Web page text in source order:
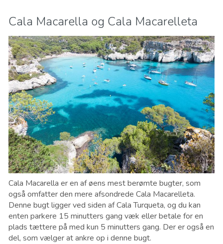
Cala Macarella og Cala Macarelleta
Cala Macarella er en af øens mest berømte bugter, som
også omfatter den mere afsondrede Cala Macarelleta.
Denne bugt ligger ved siden af Cala Turqueta, og du kan
enten parkere 15 minutters gang væk eller betale for en
plads tættere på med kun 5 minutters gang. Der er også en
del, som vælger at ankre op i denne bugt.